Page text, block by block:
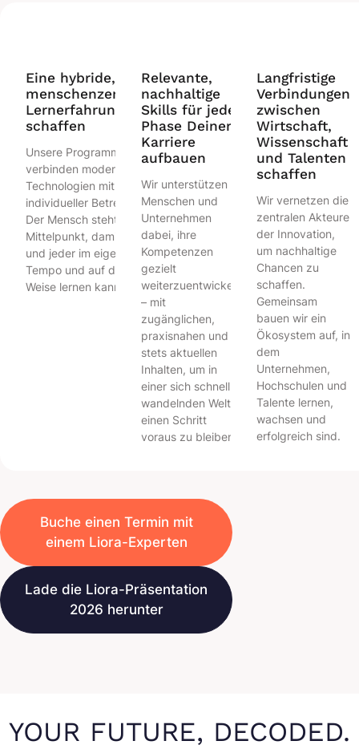
Eine hybride,
menschenzentrierte
Lernerfahrung
schaffen
Unsere Programme
verbinden modernste
Technologien mit
individueller Betreuung.
Der Mensch steht im
Mittelpunkt, damit jede
und jeder im eigenen
Tempo und auf die eigene
Weise lernen kann.
Relevante,
nachhaltige
Skills für jede
Phase Deiner
Karriere
aufbauen
Wir unterstützen
Menschen und
Unternehmen
dabei, ihre
Kompetenzen
gezielt
weiterzuentwickeln
– mit
zugänglichen,
praxisnahen und
stets aktuellen
Inhalten, um in
einer sich schnell
wandelnden Welt
einen Schritt
voraus zu bleiben.
Langfristige
Verbindungen
zwischen
Wirtschaft,
Wissenschaft
und Talenten
schaffen
Wir vernetzen die
zentralen Akteure
der Innovation,
um nachhaltige
Chancen zu
schaffen.
Gemeinsam
bauen wir ein
Ökosystem auf, in
dem
Unternehmen,
Hochschulen und
Talente lernen,
wachsen und
erfolgreich sind.
Buche einen Termin mit
einem Liora-Experten
Lade die Liora-Präsentation
2026 herunter
YOUR FUTURE, DECODED.